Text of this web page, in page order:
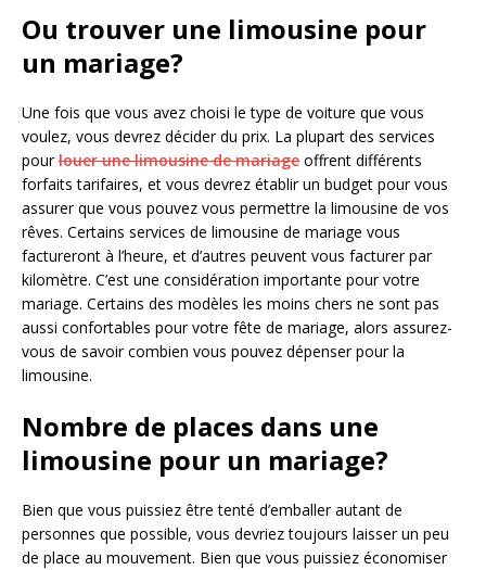
Ou trouver une limousine pour
un mariage?
Une fois que vous avez choisi le type de voiture que vous
voulez, vous devrez décider du prix. La plupart des services
pourlouer une limousine de mariage offrent différents
forfaits tarifaires, et vous devrez établir un budget pour vous
assurer que vous pouvez vous permettre la limousine de vos
rêves. Certains services de limousine de mariage vous
factureront à l’heure, et d’autres peuvent vous facturer par
kilomètre. C’est une considération importante pour votre
mariage. Certains des modèles les moins chers ne sont pas
aussi confortables pour votre fête de mariage, alors assurez-
vous de savoir combien vous pouvez dépenser pour la
limousine.
Nombre de places dans une
limousine pour un mariage?
Bien que vous puissiez être tenté d’emballer autant de
personnes que possible, vous devriez toujours laisser un peu
de place au mouvement. Bien que vous puissiez économiser